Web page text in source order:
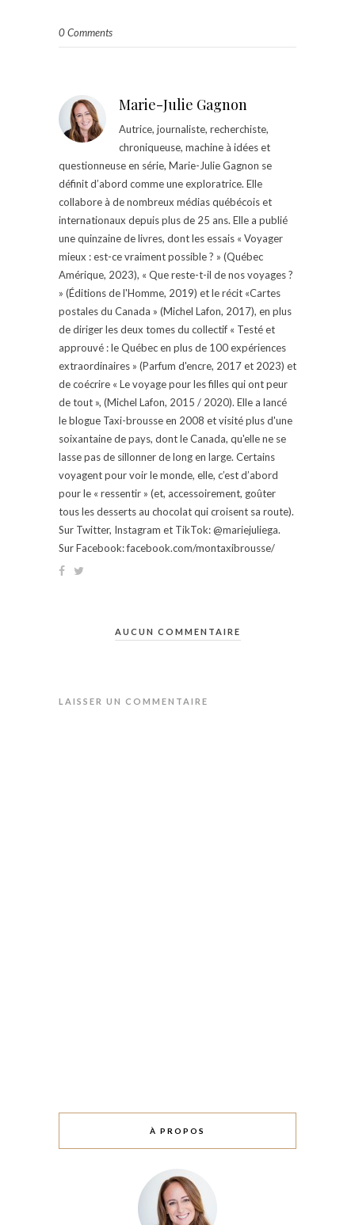
0 Comments
Marie-Julie Gagnon
Autrice, journaliste, recherchiste,
chroniqueuse, machine à idées et
questionneuse en série, Marie-Julie Gagnon se
définit d’abord comme une exploratrice. Elle
collabore à de nombreux médias québécois et
internationaux depuis plus de 25 ans. Elle a publié
une quinzaine de livres, dont les essais « Voyager
mieux : est-ce vraiment possible ? » (Québec
Amérique, 2023), « Que reste-t-il de nos voyages ?
» (Éditions de l'Homme, 2019) et le récit «Cartes
postales du Canada » (Michel Lafon, 2017), en plus
de diriger les deux tomes du collectif « Testé et
approuvé : le Québec en plus de 100 expériences
extraordinaires » (Parfum d'encre, 2017 et 2023) et
de coécrire « Le voyage pour les filles qui ont peur
de tout », (Michel Lafon, 2015 / 2020). Elle a lancé
le blogue Taxi-brousse en 2008 et visité plus d'une
soixantaine de pays, dont le Canada, qu'elle ne se
lasse pas de sillonner de long en large. Certains
voyagent pour voir le monde, elle, c’est d’abord
pour le « ressentir » (et, accessoirement, goûter
tous les desserts au chocolat qui croisent sa route).
Sur Twitter, Instagram et TikTok: @mariejuliega.
Sur Facebook: facebook.com/montaxibrousse/
AUCUN COMMENTAIRE
LAISSER UN COMMENTAIRE
À PROPOS